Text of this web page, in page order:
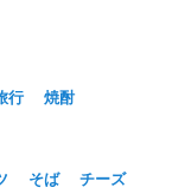
行
焼酎
そば
チーズ